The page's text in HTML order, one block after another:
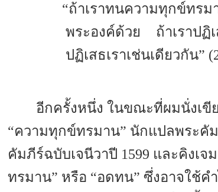
“ถ้าเราทนความทุกข์ทรม
พระองค์ด้วย ถ้าเราปฏิ
ปฏิเสธเราเช่นเดียวกัน”
อีกครั้งหนึ่ง ในขณะที่ผมนั่งเ
“ความทุกข์ทรมาน” นักแปลพระคั
คัมภีร์ฉบับเจนีวาปี 1599 และคิงเจ
ทรมาน” หรือ “อดทน” ซึ่งอาจใช้ค